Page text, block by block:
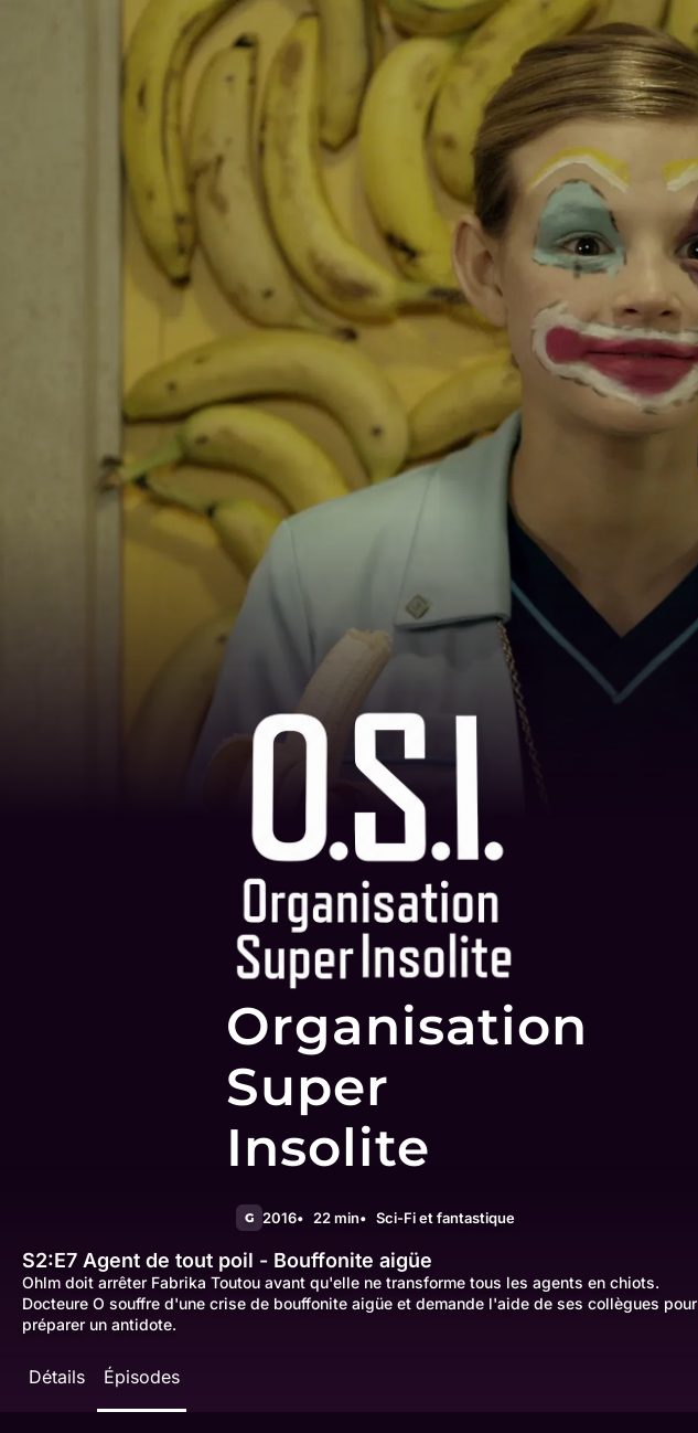
Organisation
Super
Insolite
G 2016 22 min Sci-Fi et fantastique
S2:E7 Agent de tout poil - Bouffonite aigüe
Ohlm doit arrêter Fabrika Toutou avant qu'elle ne transforme tous les agents en chiots.
Docteure O souffre d'une crise de bouffonite aigüe et demande l'aide de ses collègues pour
préparer un antidote.
Détails Épisodes